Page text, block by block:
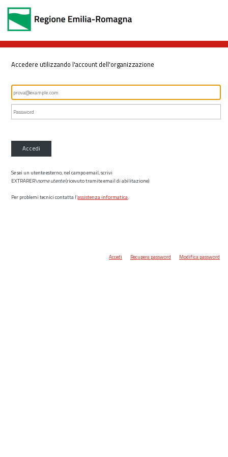
Accedere utilizzando l'account dell'organizzazione
Accedi
Se sei un utente esterno, nel campo email, scrivi
EXTRARER\nome utente(ricevuto tramite email di abilitazione)
Per problemi tecnici contatta l’assistenza informatica.
Accedi Recupera password Modifica password